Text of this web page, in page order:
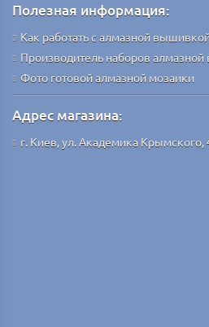
Полезная информация:
Как работать с алмазной
Производитель наборов
Фото готовой алмазной мозаики
Адрес магазина:
г. Киев, ул. Академика